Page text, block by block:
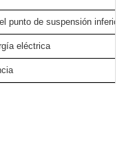
punto de suspensión
eléctrica